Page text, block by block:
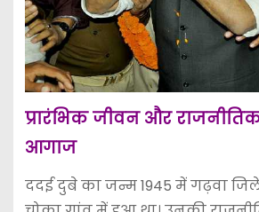
प्रारंभिक जीवन और राजनीतिक
आगाज
ददई दुबे का जन्म 1945 में गढ़वा